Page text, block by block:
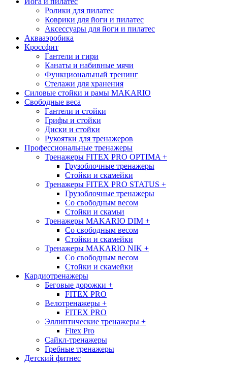
Ролики для пилатес
Коврики для йоги и пилатес
Аксессуары для йоги и пилатес
Аквааэробика
Кроссфит
Гантели и гири
Канаты и набивные мячи
Функциональный тренинг
Стелажи для хранения
Силовые стойки и рамы MAKARIO
Свободные веса
Гантели и стойки
Грифы и стойки
Диски и стойки
Рукоятки для тренажеров
Профессиональные тренажеры
Тренажеры FITEX PRO OPTIMA +
Грузоблочные тренажеры
Стойки и скамейки
Тренажеры FITEX PRO STATUS +
Грузоблочные тренажеры
Со свободным весом
Стойки и скамьи
Тренажеры MAKARIO DIM +
Со свободным весом
Стойки и скамейки
Тренажеры MAKARIO NIK +
Со свободным весом
Стойки и скамейки
Кардиотренажеры
Беговые дорожки +
FITEX PRO
Велотренажеры +
FITEX PRO
Эллиптические тренажеры +
Fitex Pro
Сайкл-тренажеры
Гребные тренажеры
Детский фитнес